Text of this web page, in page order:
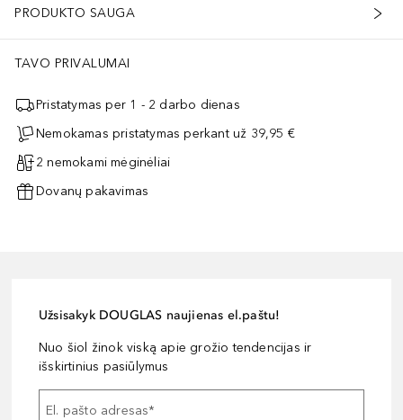
PRODUKTO SAUGA
TAVO PRIVALUMAI
Pristatymas per 1 - 2 darbo dienas
Nemokamas pristatymas perkant už 39,95 €
2 nemokami mėginėliai
Dovanų pakavimas
Užsisakyk DOUGLAS naujienas el.paštu!
Nuo šiol žinok viską apie grožio tendencijas ir
išskirtinius pasiūlymus
El. pašto adresas*